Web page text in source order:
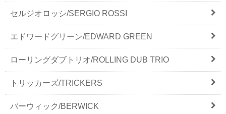
セルジオロッシ/SERGIO ROSSI
エドワードグリーン/EDWARD GREEN
ローリングダブトリオ/ROLLING DUB TRIO
トリッカーズ/TRICKERS
バーウィック/BERWICK